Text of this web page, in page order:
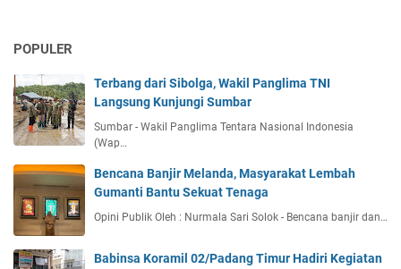
POPULER
Terbang dari Sibolga, Wakil Panglima TNI
Langsung Kunjungi Sumbar
Sumbar - Wakil Panglima Tentara Nasional Indonesia
(Wap…
Bencana Banjir Melanda, Masyarakat Lembah
Gumanti Bantu Sekuat Tenaga
Opini Publik Oleh : Nurmala Sari Solok - Bencana banjir dan…
Babinsa Koramil 02/Padang Timur Hadiri Kegiatan